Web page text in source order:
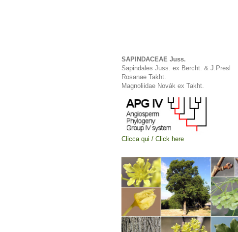
SAPINDACEAE Juss.
Sapindales Juss. ex Bercht. & J.Presl
Rosanae Takht.
Magnoliidae Novák ex Takht.
Clicca qui / Click here